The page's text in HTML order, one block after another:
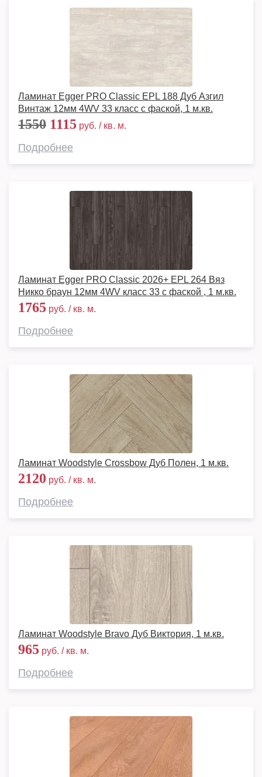
Ламинат Egger PRO Classic EPL 188 Дуб Азгил
Винтаж 12мм 4WV 33 класс с фаской, 1 м.кв.
1550 1115 руб. / кв. м.
Подробнее
Ламинат Egger PRO Classic 2026+ EPL 264 Вяз
Никко браун 12мм 4WV класс 33 с фаской , 1 м.кв.
1765 руб. / кв. м.
Подробнее
Ламинат Woodstyle Crossbow Дуб Полен, 1 м.кв.
2120 руб. / кв. м.
Подробнее
Ламинат Woodstyle Bravo Дуб Виктория, 1 м.кв.
965 руб. / кв. м.
Подробнее